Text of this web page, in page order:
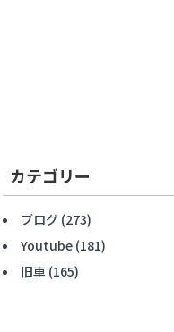
カテゴリー
ブログ (273)
Youtube (181)
旧車 (165)